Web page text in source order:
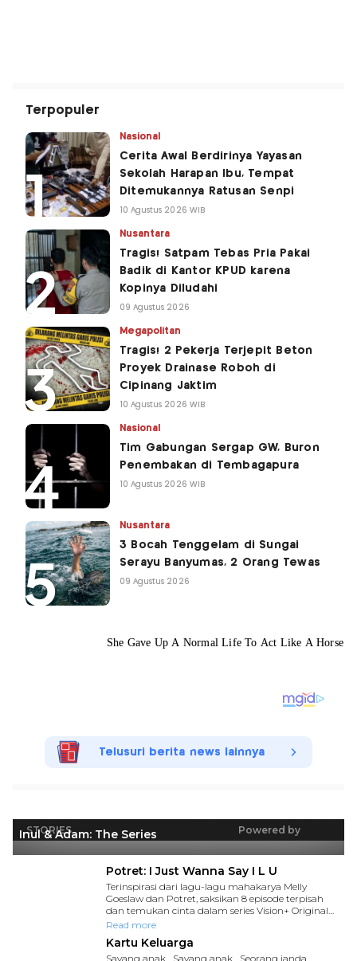
Terpopuler
Nasional
Cerita Awal Berdirinya Yayasan
Sekolah Harapan Ibu, Tempat
Ditemukannya Ratusan Senpi
10 Agustus 2026 WIB
Nusantara
Tragis! Satpam Tebas Pria Pakai
Badik di Kantor KPUD karena
Kopinya Diludahi
09 Agustus 2026
Megapolitan
Tragis! 2 Pekerja Terjepit Beton
Proyek Drainase Roboh di
Cipinang Jaktim
10 Agustus 2026 WIB
Nasional
Tim Gabungan Sergap GW, Buron
Penembakan di Tembagapura
10 Agustus 2026 WIB
Nusantara
3 Bocah Tenggelam di Sungai
Serayu Banyumas, 2 Orang Tewas
09 Agustus 2026
Telusuri berita news lainnya